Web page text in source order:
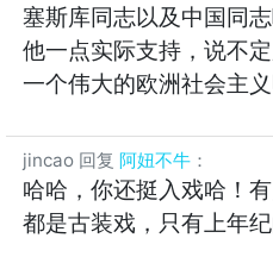
塞斯库同志以及中国同
他一点实际支持，说不
一个伟大的欧洲社会主义
jincao 回复 阿妞不牛 ：
哈哈，你还挺入戏哈！
都是古装戏，只有上年纪